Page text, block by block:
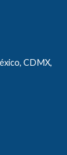
CDMX,